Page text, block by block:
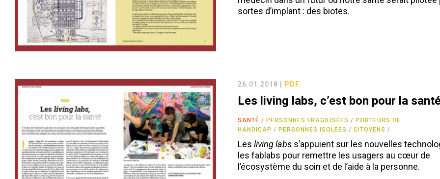
sortes d’implant : des biotes.
26.01.2018 | PDF
Les living labs, c’est bon pour la
SANTÉ PERSONNES FRAGILISÉES
PORTEURS DE
HANDICAP
PERSONNES ISOLÉES CITOYENS
Lesliving labs s’appuient sur les nouvelles
les fablabs pour remettre les usagers au cœur de
l’écosystème du soin et de l’aide à la personne.